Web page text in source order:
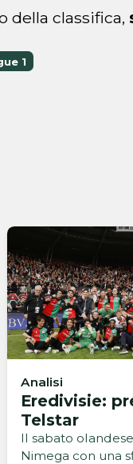
della classifica,
1
Analisi
Eredivisie:
Telstar
Il sabato
Nimega con una